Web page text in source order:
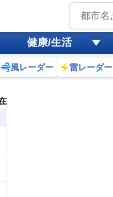
健康/生活
風レーダー 雷レーダー